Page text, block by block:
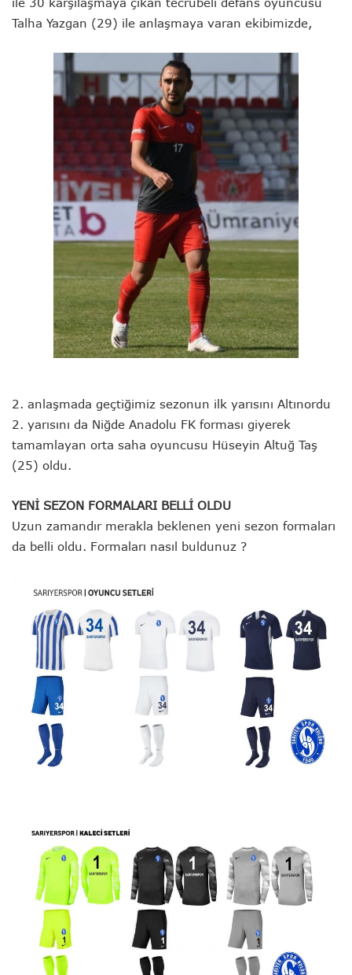
Talha Yazgan (29) ile anlaşmaya varan ekibimizde,
2. anlaşmada geçtiğimiz sezonun ilk yarısını Altınordu
2. yarısını da Niğde Anadolu FK forması giyerek
tamamlayan orta saha oyuncusu Hüseyin Altuğ Taş
(25) oldu.
YENİ SEZON FORMALARI BELLİ OLDU
Uzun zamandır merakla beklenen yeni sezon formaları
da belli oldu. Formaları nasıl buldunuz ?